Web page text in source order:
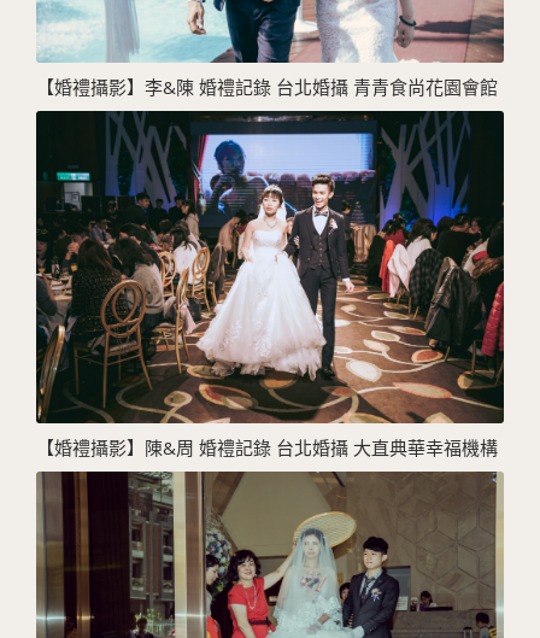
【婚禮攝影】李&陳 婚禮記錄 台北婚攝 青青食尚花園會館
【婚禮攝影】陳&周 婚禮記錄 台北婚攝 大直典華幸福機構